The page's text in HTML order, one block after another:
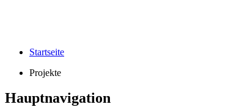
Startseite
Projekte
Hauptnavigation